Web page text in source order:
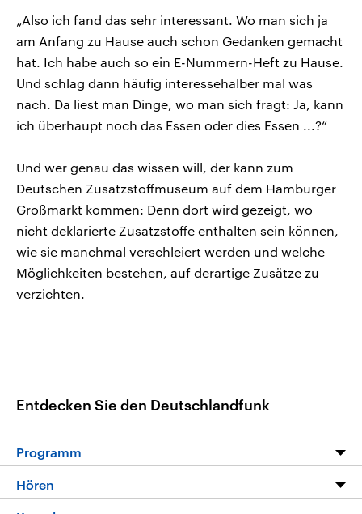
„Also ich fand das sehr interessant. Wo man sich ja
am Anfang zu Hause auch schon Gedanken gemacht
hat. Ich habe auch so ein E-Nummern-Heft zu Hause.
Und schlag dann häufig interessehalber mal was
nach. Da liest man Dinge, wo man sich fragt: Ja, kann
ich überhaupt noch das Essen oder dies Essen ...?“
Und wer genau das wissen will, der kann zum
Deutschen Zusatzstoffmuseum auf dem Hamburger
Großmarkt kommen: Denn dort wird gezeigt, wo
nicht deklarierte Zusatzstoffe enthalten sein können,
wie sie manchmal verschleiert werden und welche
Möglichkeiten bestehen, auf derartige Zusätze zu
verzichten.
Entdecken Sie den Deutschlandfunk
Programm
Hören